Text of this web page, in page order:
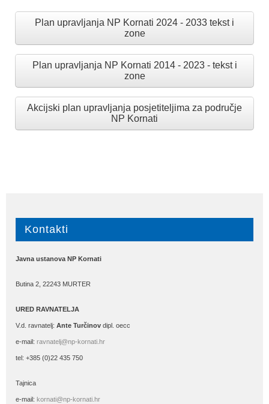
Plan upravljanja NP Kornati 2024 - 2033 tekst i
zone
Plan upravljanja NP Kornati 2014 - 2023 - tekst i
zone
Akcijski plan upravljanja posjetiteljima za područje
NP Kornati
Kontakti
Javna ustanova NP Kornati
Butina 2, 22243 MURTER
URED RAVNATELJA
V.d. ravnatelj: Ante Turčinov dipl. oecc
e-mail: ravnatelj@np-kornati.hr
tel: +385 (0)22 435 750
Tajnica
e-mail: kornati@np-kornati.hr